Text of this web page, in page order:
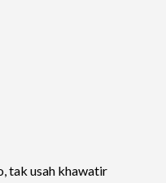
tak usah khawatir